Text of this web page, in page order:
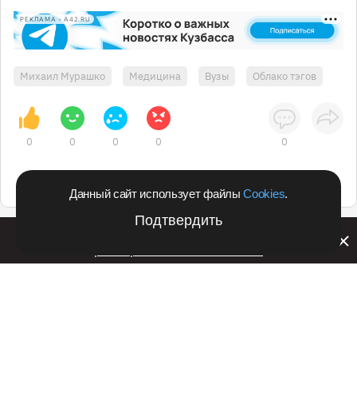
Данный сайт использует файлыCookies.
Подтвердить
РЕКЛАМА • A42.RU
Михаил Мурашко Медицина Вузы Облако тэгов
0 0 0 0 0
Билайн запустил в Кемеровской области акцию с